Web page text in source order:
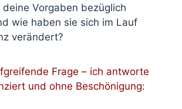
Vorgaben bezüglich
wie haben sie sich im Lauf
verändert?
Frage – ich antworte
und ohne Beschönigung: